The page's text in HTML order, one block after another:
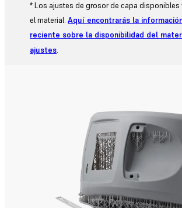
* Los ajustes de grosor de capa disponibles
el material.Aquí encontrarás la
reciente sobre la disponibilidad del
ajustes.